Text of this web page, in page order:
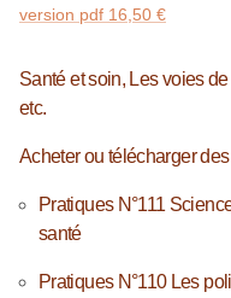
version pdf 16,50 €
Santé et soin, Les voies
etc.
Acheter ou télécharger
Pratiques N°111
santé
Pratiques N°110 Les